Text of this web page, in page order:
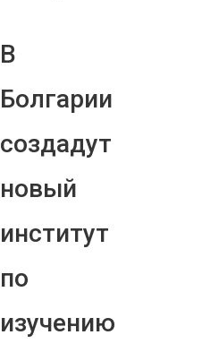
В
Болгарии
создадут
новый
институт
по
изучению